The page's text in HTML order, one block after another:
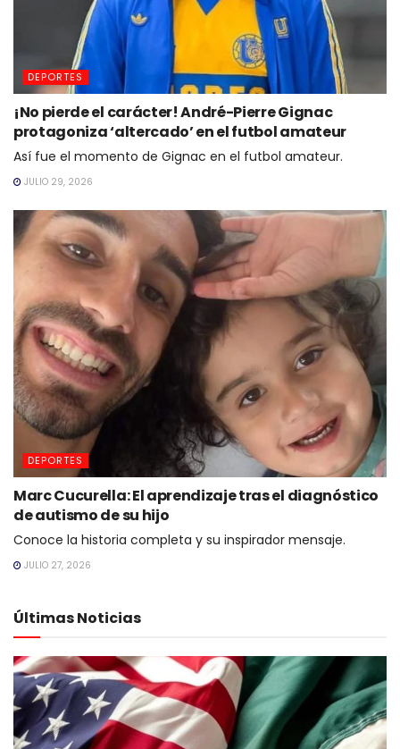
DEPORTES
¡No pierde el carácter! André-Pierre Gignac
protagoniza ‘altercado’ en el futbol amateur
Así fue el momento de Gignac en el futbol amateur.
JULIO 29, 2026
DEPORTES
Marc Cucurella: El aprendizaje tras el diagnóstico
de autismo de su hijo
Conoce la historia completa y su inspirador mensaje.
JULIO 27, 2026
Últimas Noticias